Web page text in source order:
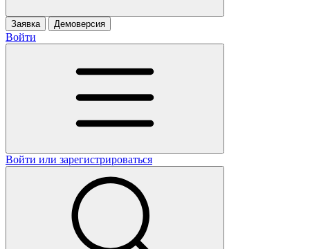
Заявка Демоверсия
Войти
Войти или зарегистрироваться